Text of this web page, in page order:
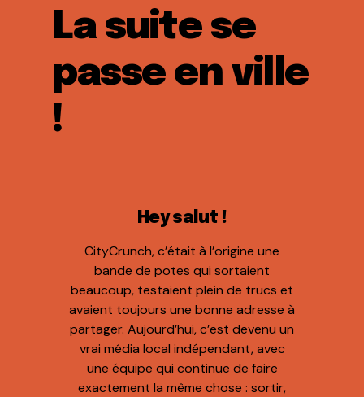
La suite se
passe en ville
!
Hey salut !
CityCrunch, c’était à l’origine une
bande de potes qui sortaient
beaucoup, testaient plein de trucs et
avaient toujours une bonne adresse à
partager. Aujourd’hui, c’est devenu un
vrai média local indépendant, avec
une équipe qui continue de faire
exactement la même chose : sortir,